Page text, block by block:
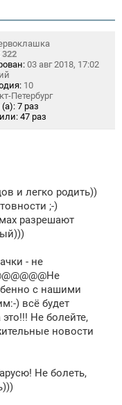
322
03 авг 2018, 17:02
10
Петербург
(а): 7 раз
47 раз
и легко родить))
;-)
разрешают
- не
с нашими
) всё будет
Не болейте,
новости
Не болеть,